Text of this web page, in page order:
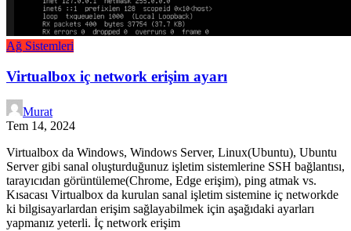
Ağ Sistemleri
Virtualbox iç network erişim ayarı
Murat
Tem 14, 2024
Virtualbox da Windows, Windows Server, Linux(Ubuntu), Ubuntu
Server gibi sanal oluşturduğunuz işletim sistemlerine SSH bağlantısı,
tarayıcıdan görüntüleme(Chrome, Edge erişim), ping atmak vs.
Kısacası Virtualbox da kurulan sanal işletim sistemine iç networkde
ki bilgisayarlardan erişim sağlayabilmek için aşağıdaki ayarları
yapmanız yeterli. İç network erişim